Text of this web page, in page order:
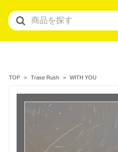
TOP Trase Rush WITH YOU